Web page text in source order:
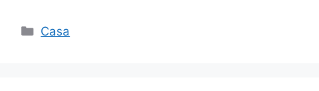
Categories
Casa